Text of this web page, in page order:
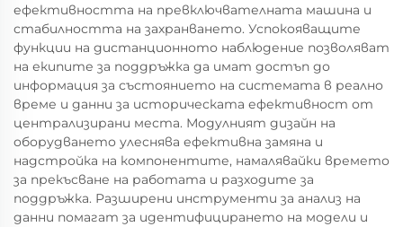
ефективността на превключвателната машина и
стабилността на захранването. Успокояващите
функции на дистанционното наблюдение позволяват
на екипите за поддръжка да имат достъп до
информация за състоянието на системата в реално
време и данни за историческата ефективност от
централизирани места. Модулният дизайн на
оборудването улеснява ефективна замяна и
надстройка на компонентите, намалявайки времето
за прекъсване на работата и разходите за
поддръжка. Разширени инструменти за анализ на
данни помагат за идентифицирането на модели и